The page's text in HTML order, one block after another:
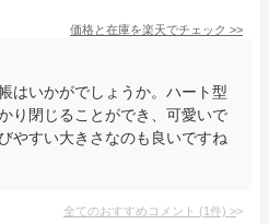
価格と在庫を楽天でチェック >>
はいかがでしょうか。ハート型
り閉じることができ、可愛いで
やすい大きさなのも良いですね
全てのおすすめコメント (1件) >